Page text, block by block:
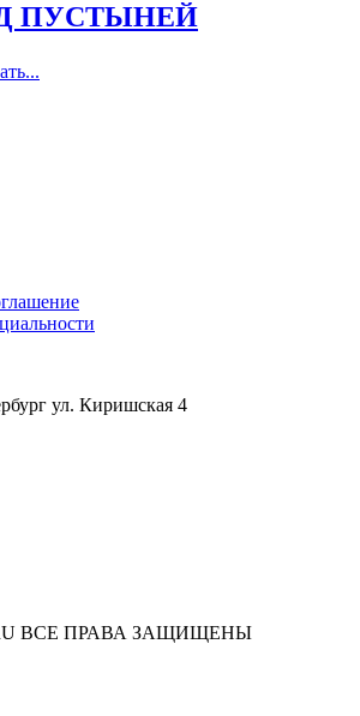
ПУСТЫНЕЙ
195299 г.Санкт-Петербург ул. Киришская 4
ВСЕ ПРАВА ЗАЩИЩЕНЫ